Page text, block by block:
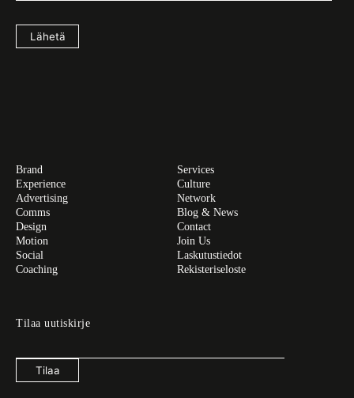
Lähetä
Brand
Experience
Advertising
Comms
Design
Motion
Social
Coaching
Services
Culture
Network
Blog & News
Contact
Join Us
Laskutustiedot
Rekisteriseloste
Tilaa uutiskirje
Tilaa